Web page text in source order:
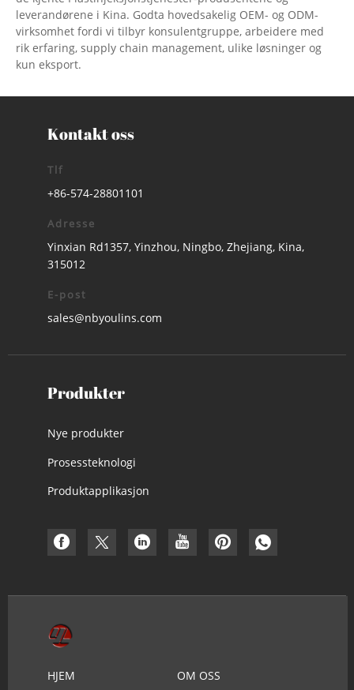
leverandørene i Kina. Godta hovedsakelig OEM- og ODM-
virksomhet fordi vi tilbyr konsulentgruppe, arbeidere med
rik erfaring, supply chain management, ulike løsninger og
kun eksport.
Kontakt oss
Tlf
+86-574-28801101
Adresse
Yinxian Rd1357, Yinzhou, Ningbo, Zhejiang, Kina,
315012
E-post
sales@nbyoulins.com
Produkter
Nye produkter
Prosessteknologi
Produktapplikasjon
HJEM OM OSS